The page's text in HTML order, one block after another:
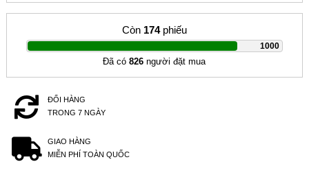
Còn 174phiếu
1000
|
Đã có826 người đặt mua
ĐỔI HÀNG
TRONG 7 NGÀY
GIAO HÀNG
MIỄN PHÍ TOÀN QUỐC